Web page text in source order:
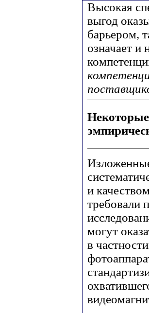
Высокая
выгод
барьером,
означает и
и
требовали
могут
в